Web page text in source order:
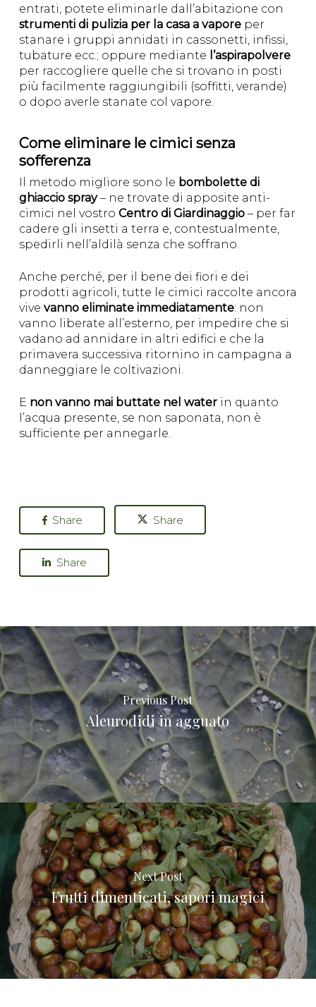
entrati, potete eliminarle dall’abitazione con
strumenti di pulizia per la casa a vaporeper
stanare i gruppi annidati in cassonetti, infissi,
tubature ecc.; oppure mediante l’aspirapolvere
per raccogliere quelle che si trovano in posti
più facilmente raggiungibili (soffitti, verande)
o dopo averle stanate col vapore.
Come eliminare le cimici senza
sofferenza
Il metodo migliore sono le bombolette di
ghiaccio spray– ne trovate di apposite anti-
cimici nel vostro Centro di Giardinaggio– per far
cadere gli insetti a terra e, contestualmente,
spedirli nell’aldilà senza che soffrano.
Anche perché, per il bene dei fiori e dei
prodotti agricoli, tutte le cimici raccolte ancora
vive vanno eliminate immediatamente: non
vanno liberate all’esterno, per impedire che si
vadano ad annidare in altri edifici e che la
primavera successiva ritornino in campagna a
danneggiare le coltivazioni.
E non vanno mai buttate nel waterin quanto
l’acqua presente, se non saponata, non è
sufficiente per annegarle.
Share Share
Share
Previous Post
Aleurodidi in agguato
Next Post
Frutti dimenticati, sapori magici